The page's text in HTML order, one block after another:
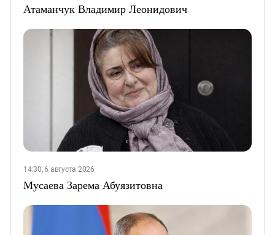
Атаманчук Владимир Леонидович
14:30, 6 августа 2026
Мусаева Зарема Абуязитовна